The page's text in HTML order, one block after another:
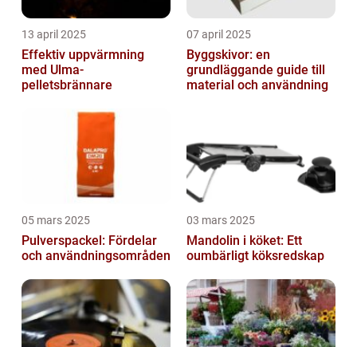
13 april 2025
Effektiv uppvärmning
med Ulma-
pelletsbrännare
07 april 2025
Byggskivor: en
grundläggande guide till
material och användning
05 mars 2025
Pulverspackel: Fördelar
och användningsområden
03 mars 2025
Mandolin i köket: Ett
oumbärligt köksredskap